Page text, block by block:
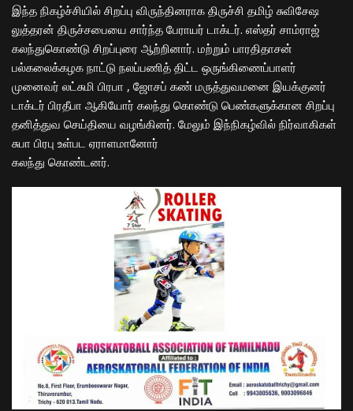
இந்த நிகழ்ச்சியில் சிறப்பு விருந்தினராக திருச்சி தமிழ் சுவிசேஷ
லுத்தரன் திருச்சபையை சார்ந்த பேராயர் டாக்டர். எஸ்தர் சாம்ராஜ்
கலந்துகொண்டு சிறப்புரை ஆற்றினார். மற்றும் பாரதிதாசன்
பல்கலைக்கழக நாட்டு நலப்பணித் திட்ட ஒருங்கிணைப்பாளர்
முனைவர் லட்சுமி பிரபா , ஜோசப் கண் மருத்துவமனை இயக்குனர்
டாக்டர் பிரதீபா ஆகியோர் கலந்து கொண்டு பெண்களுக்கான சிறப்பு
தனித்துவ செய்தியை வழங்கினர். மேலும் இந்நிகழ்வில் நிர்வாகிகள்
சுபா பிரபு உள்பட ஏராளமானோர்
கலந்து கொண்டனர்.